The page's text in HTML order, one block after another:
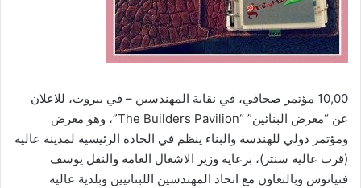
10,00 مؤتمر صحافي، في نقابة المهندسين – في بيروت، للاعلان
عن “معرض البنائين” “The Builders Pavilion”، وهو معرض
ومؤتمر دولي للهندسة والبناء ينظم في الجادة الرئيسية لمدينة عاليه
(قرب عاليه سنتر)، برعاية وزير الاشغال العامة والنقل يوسف
فنيانوس وبالتعاون مع اتحاد المهندسين اللبنانيين وبلدية عاليه